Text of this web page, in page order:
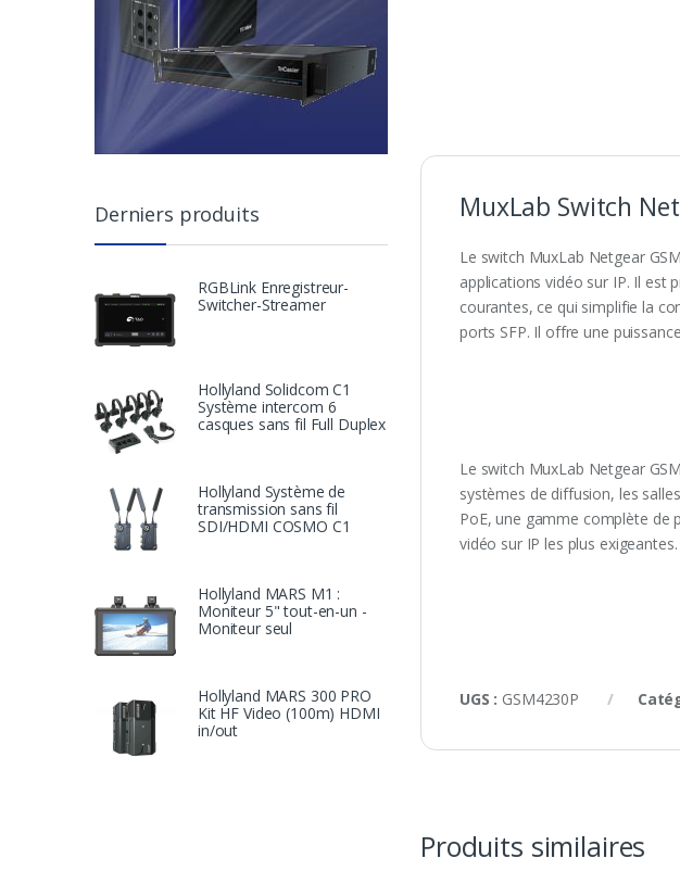
MuxLab Switch
Le switch MuxLab Netgear
applications vidéo sur IP. Il est
courantes, ce qui simplifie la
ports SFP. Il offre une
Le switch MuxLab Netgear
systèmes de diffusion, les
PoE, une gamme complète de
vidéo sur IP les plus exigeantes.
UGS : GSM4230P
Produits similaires
Derniers produits
RGBLink Enregistreur-
Switcher-Streamer
Hollyland Solidcom C1
Système intercom 6
casques sans fil Full Duplex
Hollyland Système de
transmission sans fil
SDI/HDMI COSMO C1
Hollyland MARS M1 :
Moniteur 5" tout-en-un -
Moniteur seul
Hollyland MARS 300 PRO
Kit HF Video (100m) HDMI
in/out